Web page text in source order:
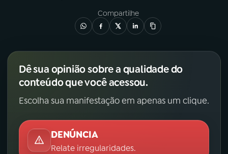
Compartilhe
Dê sua opinião sobre a qualidade do
conteúdo que você acessou.
Escolha sua manifestação em apenas um clique.
DENÚNCIA
Relate irregularidades.